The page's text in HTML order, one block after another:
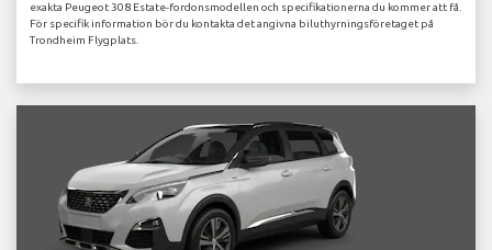
exakta Peugeot 308 Estate-fordonsmodellen och specifikationerna du kommer att få.
För specifik information bör du kontakta det angivna biluthyrningsföretaget på
Trondheim Flygplats.